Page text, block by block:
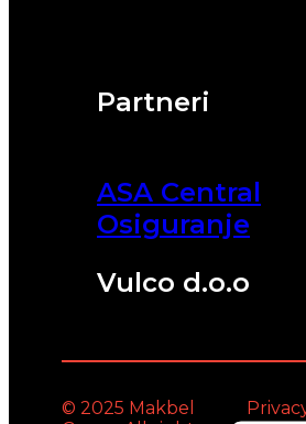
Partneri
ASA Central
Osiguranje
Vulco d.o.o
© 2025 Makbel